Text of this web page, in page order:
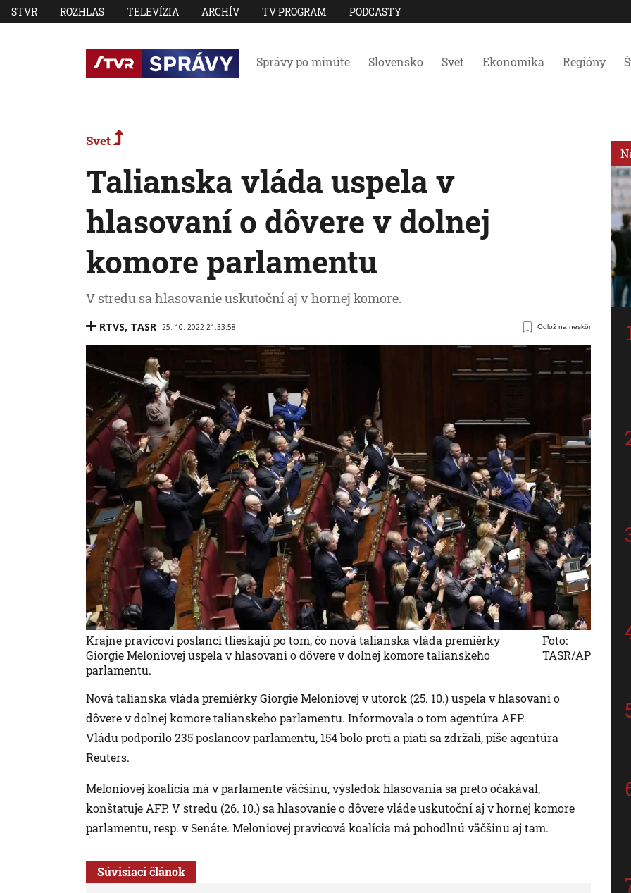
STVR ROZHLAS TELEVÍZIA ARCHÍV TV PROGRAM PODCASTY
Správy po minúte Slovensko Svet Ekonomika Regióny
Svet
Talianska vláda uspela v
hlasovaní o dôvere v dolnej
komore parlamentu
V stredu sa hlasovanie uskutoční aj v hornej komore.
RTVS, TASR 25. 10. 2022 21:33:58 Odlož na neskôr
Krajne pravicoví poslanci tlieskajú po tom, čo nová talianska vláda premiérky
Giorgie Meloniovej uspela v hlasovaní o dôvere v dolnej komore talianskeho
parlamentu.
Foto:
TASR/AP
Nová talianska vláda premiérky Giorgie Meloniovej v utorok (25. 10.) uspela v hlasovaní o
dôvere v dolnej komore talianskeho parlamentu. Informovala o tom agentúra AFP.
Vládu podporilo 235 poslancov parlamentu, 154 bolo proti a piati sa zdržali, píše agentúra
Reuters.
Meloniovej koalícia má v parlamente väčšinu, výsledok hlasovania sa preto očakával,
konštatuje AFP. V stredu (26. 10.) sa hlasovanie o dôvere vláde uskutoční aj v hornej komore
parlamentu, resp. v Senáte. Meloniovej pravicová koalícia má pohodlnú väčšinu aj tam.
Súvisiaci článok